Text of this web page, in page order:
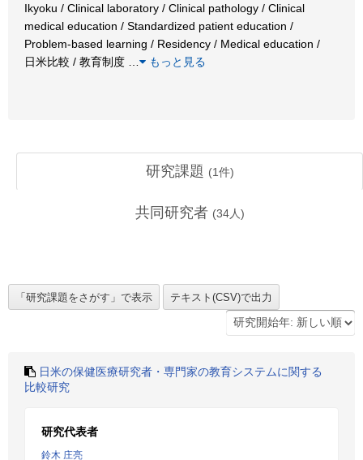
Ikyoku / Clinical laboratory / Clinical pathology / Clinical
medical education / Standardized patient education /
Problem-based learning / Residency / Medical education /
日米比較 / 教育制度
もっと見る
研究課題 (1件)
共同研究者 (34人)
日米の保健医療研究者・専門家の教育システムに関する
比較研究
研究代表者
鈴木 庄亮